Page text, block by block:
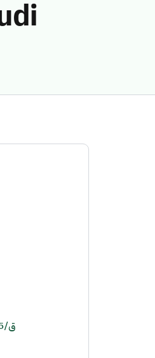
451141028/ق/1445هـ